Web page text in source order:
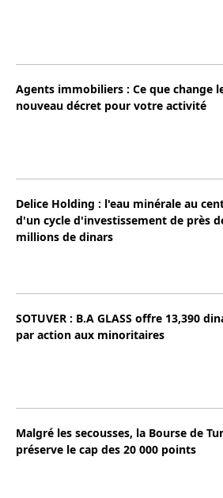
Agents immobiliers : Ce que change
nouveau décret pour votre activité
Delice Holding : l'eau minérale au
d'un cycle d'investissement de près
millions de dinars
SOTUVER : B.A GLASS offre 13,390
par action aux minoritaires
Malgré les secousses, la Bourse de
préserve le cap des 20 000 points